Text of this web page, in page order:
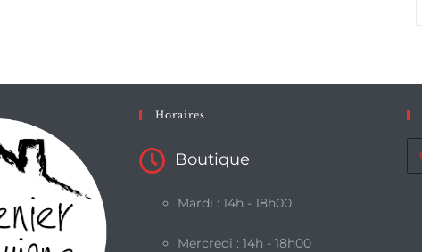
Horaires
Boutique
Mardi : 14h - 18h00
Mercredi : 14h - 18h00